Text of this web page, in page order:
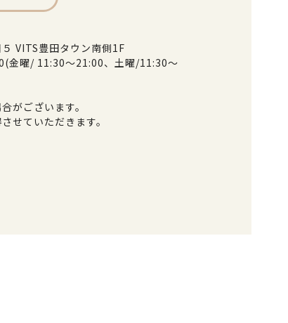
VITS豊田タウン南側1F
金曜/ 11:30～21:00、土曜/11:30～
がございます。
せていただきます。